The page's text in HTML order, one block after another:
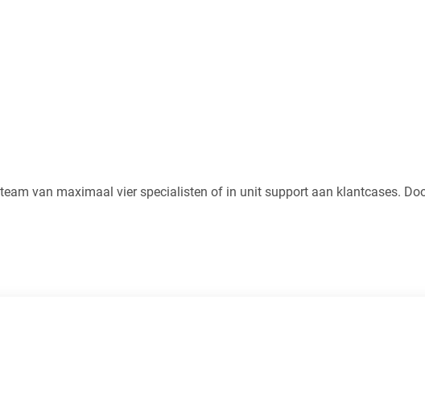
van maximaal vier specialisten of in unit support aan klantcases.